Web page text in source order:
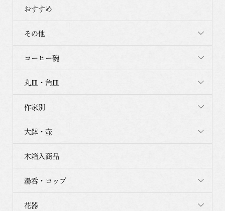
おすすめ
その他
コーヒー碗
丸皿・角皿
作家別
大鉢・壺
木箱入商品
湯呑・コップ
花器